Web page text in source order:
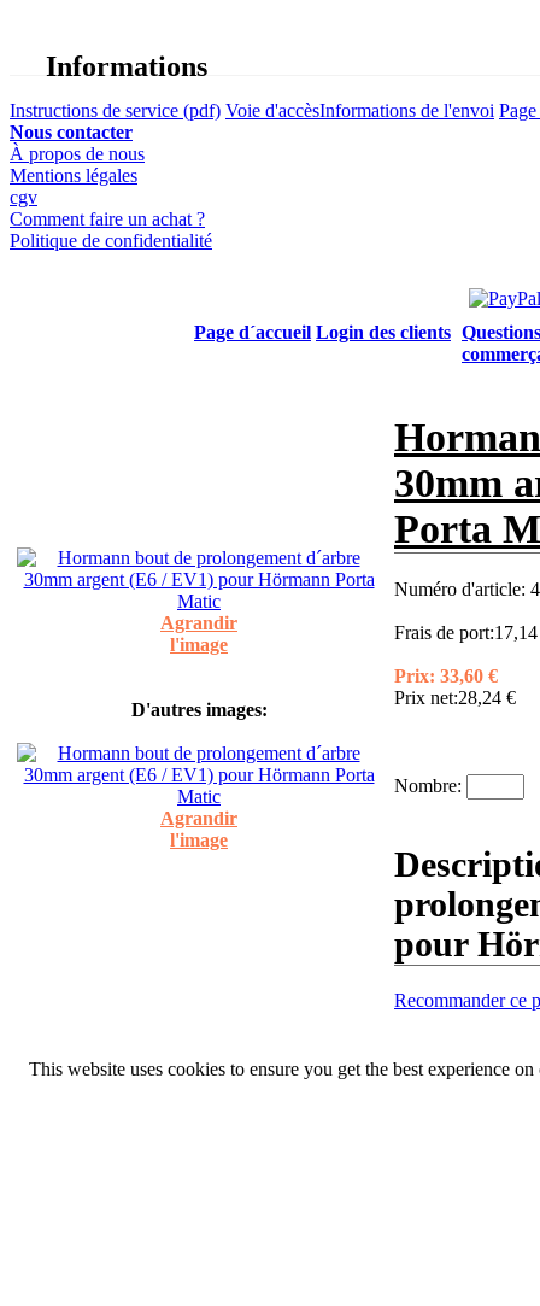
Informations
Instructions de service (pdf) Voie d'accèsInformations de l'envoi
Nous contacter
À propos de nous
Mentions légales
cgv
Comment faire un achat ?
Politique de confidentialité
Page d´accueil Login des clients
Agrandir
l'image
D'autres images:
Agrandir
l'image
30mm
Porta
Numéro d'article:
Frais de port:
Prix: 33,60 €
Prix net:28,24 €
Nombre:
pour
Recommander ce
This website uses cookies to ensure you get the best experience